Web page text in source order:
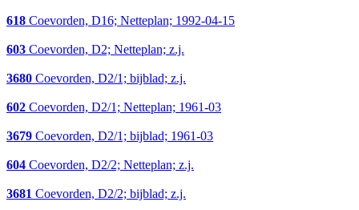
618 Coevorden, D16; Netteplan; 1992-04-15
603 Coevorden, D2; Netteplan; z.j.
3680 Coevorden, D2/1; bijblad; z.j.
602 Coevorden, D2/1; Netteplan; 1961-03
3679 Coevorden, D2/1; bijblad; 1961-03
604 Coevorden, D2/2; Netteplan; z.j.
3681 Coevorden, D2/2; bijblad; z.j.